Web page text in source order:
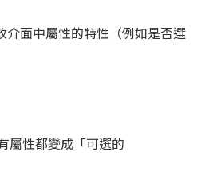
介面中屬性的特性（例如是否選
屬性都變成「可選的